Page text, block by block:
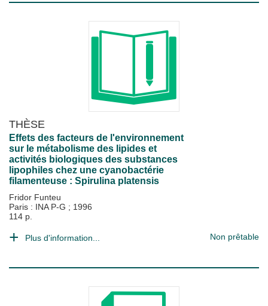
THÈSE
Effets des facteurs de l'environnement
sur le métabolisme des lipides et
activités biologiques des substances
lipophiles chez une cyanobactérie
filamenteuse : Spirulina platensis
Fridor Funteu
Paris : INA P-G ; 1996
114 p.
Plus d'information... Non prêtable